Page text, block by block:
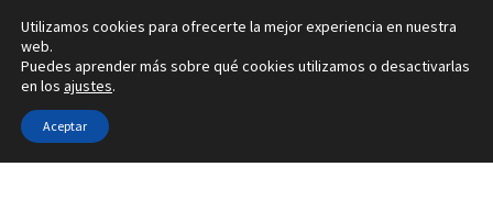
Ir
a
la
navegación
Ir
al
contenido
Inicio
Inicio Marca
Utilizamos cookies para ofrecerte la mejor experiencia en nuestra
web.
Puedes aprender más sobre qué cookies utilizamos o desactivarlas
en los ajustes.
Aceptar